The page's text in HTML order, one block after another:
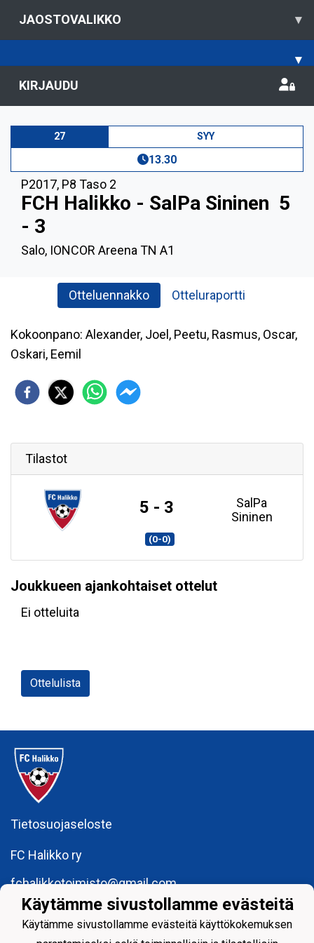
JAOSTOVALIKKO ▾
▾
KIRJAUDU
27 SYY
13.30
P2017, P8 Taso 2
FCH Halikko - SalPa Sininen 5
- 3
Salo, IONCOR Areena TN A1
Otteluennakko Otteluraportti
Kokoonpano: Alexander, Joel, Peetu, Rasmus, Oscar,
Oskari, Eemil
Tilastot
5 - 3
SalPa
Sininen
(0-0)
Joukkueen ajankohtaiset ottelut
Ei otteluita
Ottelulista
Tietosuojaseloste
FC Halikko ry
fchalikkotoimisto@gmail.com
y-tunnus: 1755429 - 6
Käytämme sivustollamme evästeitä
Käytämme sivustollamme evästeitä käyttökokemuksen